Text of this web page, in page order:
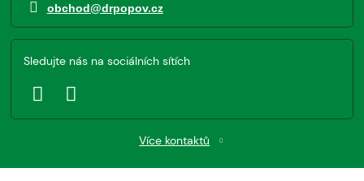
obchod@drpopov.cz
Sledujte nás na sociálních sítích
Více kontaktů